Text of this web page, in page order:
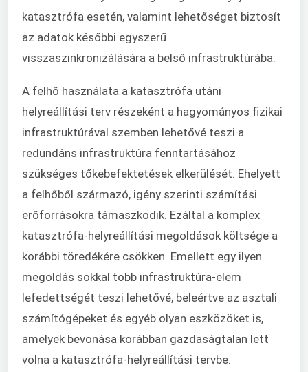
katasztrófa esetén, valamint lehetőséget biztosít
az adatok későbbi egyszerű
visszaszinkronizálására a belső infrastruktúrába.
A felhő használata a katasztrófa utáni
helyreállítási terv részeként a hagyományos fizikai
infrastruktúrával szemben lehetővé teszi a
redundáns infrastruktúra fenntartásához
szükséges tőkebefektetések elkerülését. Ehelyett
a felhőből származó, igény szerinti számítási
erőforrásokra támaszkodik. Ezáltal a komplex
katasztrófa-helyreállítási megoldások költsége a
korábbi töredékére csökken. Emellett egy ilyen
megoldás sokkal több infrastruktúra-elem
lefedettségét teszi lehetővé, beleértve az asztali
számítógépeket és egyéb olyan eszközöket is,
amelyek bevonása korábban gazdaságtalan lett
volna a katasztrófa-helyreállítási tervbe.